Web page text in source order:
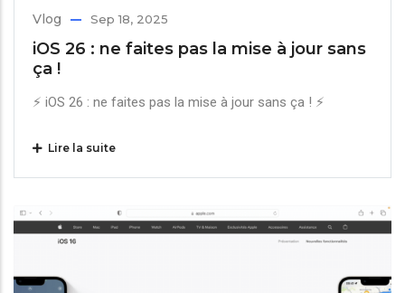
Vlog Sep 18, 2025
iOS 26 : ne faites pas la mise à jour sans
ça !
⚡️ iOS 26 : ne faites pas la mise à jour sans ça ! ⚡️
Lire la suite